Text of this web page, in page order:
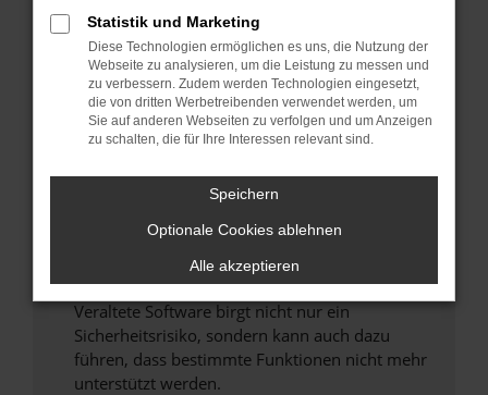
Manche Erweiterungen, wie Werbeblocker,
können das Laden bestimmter Seiten
verhindern. Funktioniert die Seite in einem
anderen Browser oder in einem privaten
Fenster?
Das kann manchmal helfen, vorübergehende
Probleme zu beheben.
Stelle sicher, dass dein Browser und dein
Betriebssystem auf dem neuesten Stand
sind.
Veraltete Software birgt nicht nur ein
Sicherheitsrisiko, sondern kann auch dazu
führen, dass bestimmte Funktionen nicht mehr
unterstützt werden.
Statistik und Marketing
Diese Technologien ermöglichen es uns, die Nutzung der
Webseite zu analysieren, um die Leistung zu messen und
zu verbessern. Zudem werden Technologien eingesetzt,
die von dritten Werbetreibenden verwendet werden, um
Sie auf anderen Webseiten zu verfolgen und um Anzeigen
zu schalten, die für Ihre Interessen relevant sind.
Speichern
Optionale Cookies ablehnen
Alle akzeptieren